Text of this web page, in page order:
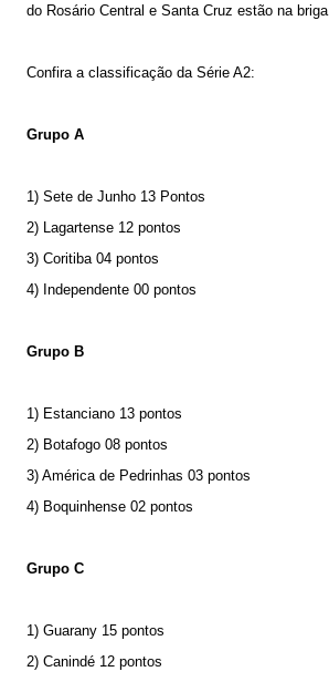
do Rosário Central e Santa Cruz estão na briga.
Confira a classificação da Série A2:
Grupo A
1) Sete de Junho 13 Pontos
2) Lagartense 12 pontos
3) Coritiba 04 pontos
4) Independente 00 pontos
Grupo B
1) Estanciano 13 pontos
2) Botafogo 08 pontos
3) América de Pedrinhas 03 pontos
4) Boquinhense 02 pontos
Grupo C
1) Guarany 15 pontos
2) Canindé 12 pontos